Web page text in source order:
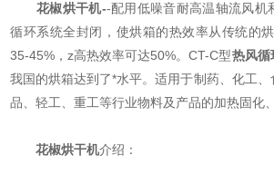
花椒烘干机​--配用低噪音耐高温轴流风机
循环系统全封闭，使烘箱的热效率从传统的
35-45%，z高热效率可达50%。CT-C型热风循
我国的烘箱达到了*水平。适用于制药、化工
品、轻工、重工等行业物料及产品的加热固化
花椒烘干机介绍：